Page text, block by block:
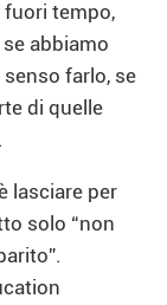
tempo,
abbiamo
farlo, se
di quelle
lasciare per
solo “non